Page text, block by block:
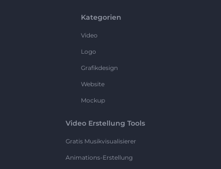
Kategorien
Video
Logo
Grafikdesign
Website
Mockup
Video Erstellung Tools
Gratis Musikvisualisierer
Animations-Erstellung